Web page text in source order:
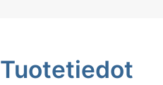
Tuotetiedot